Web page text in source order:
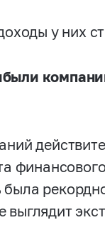
у них
выглядит